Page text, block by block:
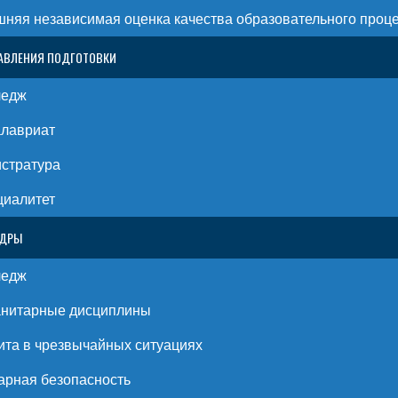
независимая оценка качества образовательного
ПОДГОТОВКИ
дисциплины
в чрезвычайных ситуациях
безопасность